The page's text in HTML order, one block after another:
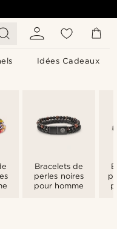
Idées Cadeaux
Bracelets de
perles noires
pour homme